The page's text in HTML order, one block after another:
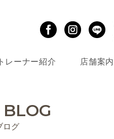
トレーナー紹介 店舗案内
ログ